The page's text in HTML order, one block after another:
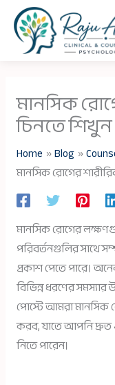
content
মানসিক
চিনতে
Home Blog
মানসিক রোগের
মানসিক রোগের
পরিবর্তনগুলির সাথে
প্রকাশ পেতে পারে।
বিভিন্ন ধরণের সমস্যার
পোস্টে আমরা
করব, যাতে আপনি দ্রুত
নিতে পারেন।